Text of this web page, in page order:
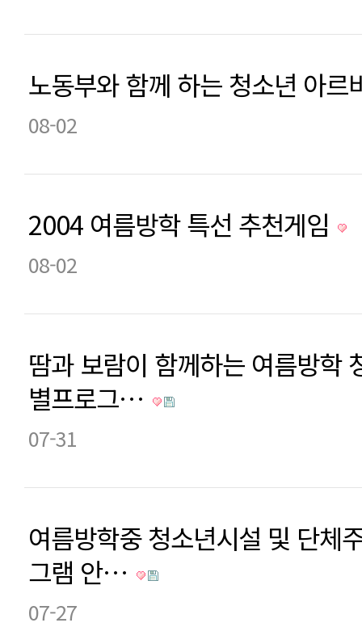
노동부와 함께 하는 청소년 아
08-02
2004 여름방학 특선 추천게임
08-02
땀과 보람이 함께하는 여름방학
별프로그…
07-31
여름방학중 청소년시설 및 단체
그램 안…
07-27